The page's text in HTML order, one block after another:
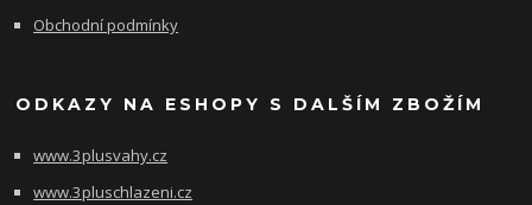
Obchodní podmínky
ODKAZY NA ESHOPY S DALŠÍM ZBOŽÍM
www.3plusvahy.cz
www.3pluschlazeni.cz